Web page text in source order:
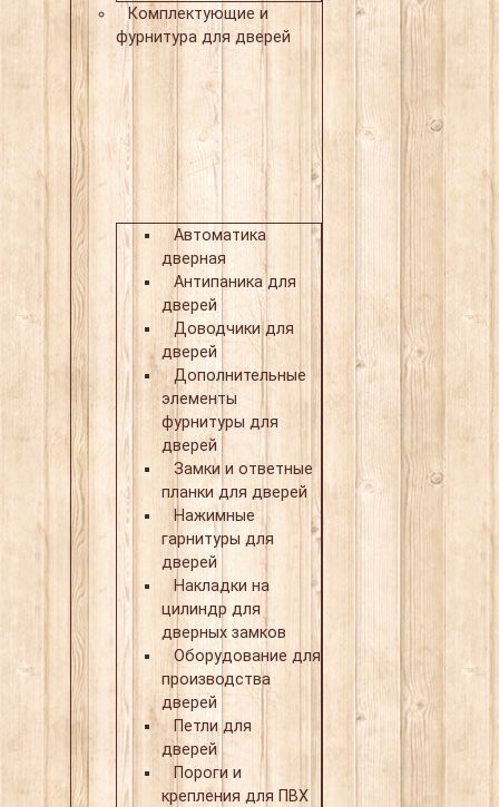
Комплектующие и
фурнитура для дверей
Автоматика
дверная
Антипаника для
дверей
Доводчики для
дверей
Дополнительные
элементы
фурнитуры для
дверей
Замки и ответные
планки для дверей
Нажимные
гарнитуры для
дверей
Накладки на
цилиндр для
дверных замков
Оборудование для
производства
дверей
Петли для
дверей
Пороги и
крепления для ПВХ